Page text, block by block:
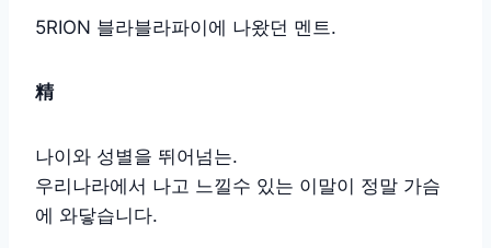
5RION 블라블라파이에 나왔던 멘트.
精
나이와 성별을 뛰어넘는.
우리나라에서 나고 느낄수 있는 이말이 정말 가슴
에 와닿습니다.